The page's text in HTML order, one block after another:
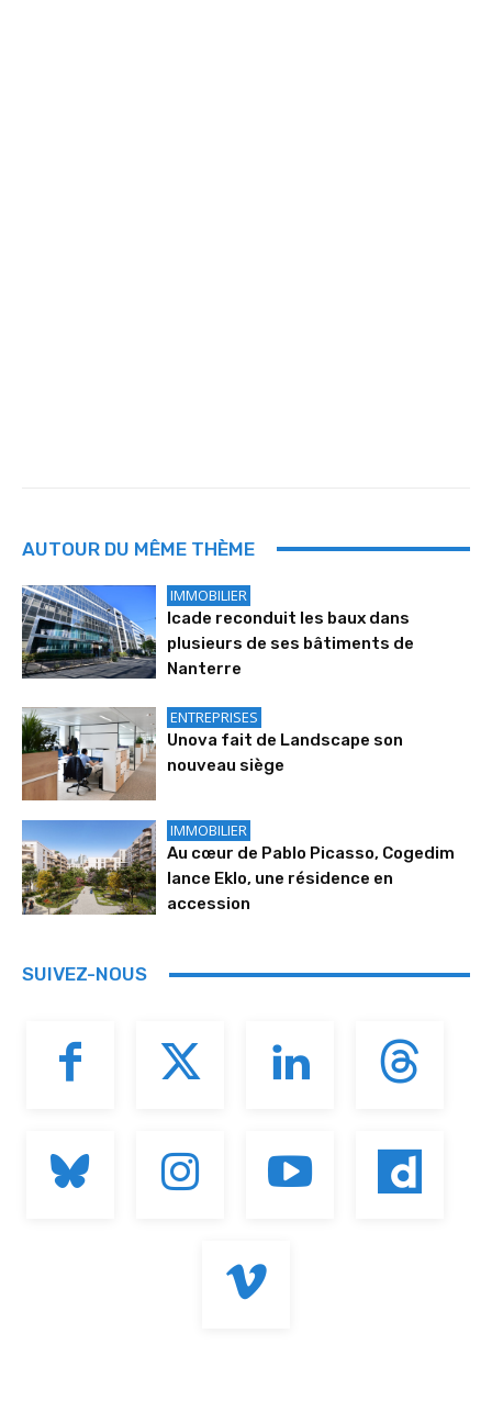
AUTOUR DU MÊME THÈME
IMMOBILIER
Icade reconduit les baux dans
plusieurs de ses bâtiments de
Nanterre
ENTREPRISES
Unova fait de Landscape son
nouveau siège
IMMOBILIER
Au cœur de Pablo Picasso, Cogedim
lance Eklo, une résidence en
accession
SUIVEZ-NOUS